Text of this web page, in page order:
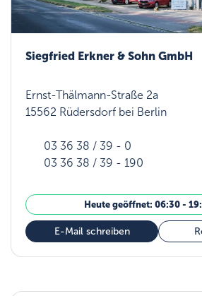
Siegfried Erkner & Sohn GmbH
Ernst-Thälmann-Straße 2a
15562 Rüdersdorf bei Berlin
03 36 38 / 39 - 0
03 36 38 / 39 - 190
Heute geöffnet: 06:30 -
E-Mail schreiben